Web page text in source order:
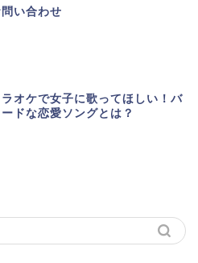
問い合わせ
ラオケで女子に歌ってほしい！バ
ードな恋愛ソングとは？